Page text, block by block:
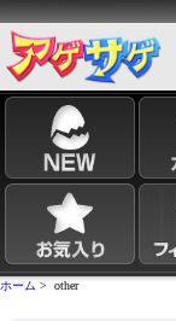
ホーム > other